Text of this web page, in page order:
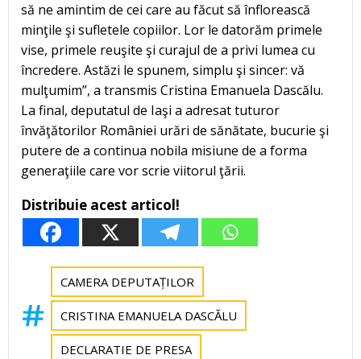
să ne amintim de cei care au făcut să înflorească
minţile şi sufletele copiilor. Lor le datorăm primele
vise, primele reuşite şi curajul de a privi lumea cu
încredere. Astăzi le spunem, simplu şi sincer: vă
mulţumim”, a transmis Cristina Emanuela Dascălu.
La final, deputatul de Iaşi a adresat tuturor
învăţătorilor României urări de sănătate, bucurie şi
putere de a continua nobila misiune de a forma
generaţiile care vor scrie viitorul ţării.
Distribuie acest articol!
CAMERA DEPUTAȚILOR
CRISTINA EMANUELA DASCĂLU
DECLARATIE DE PRESA